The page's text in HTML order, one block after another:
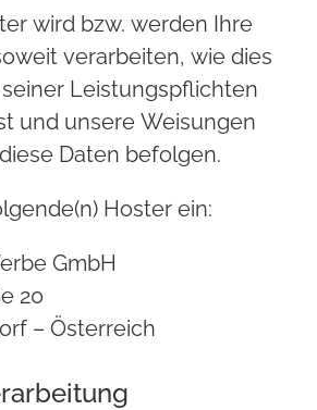
wird bzw. werden Ihre
verarbeiten, wie dies
Leistungspflichten
und unsere Weisungen
Daten befolgen.
Hoster ein:
GmbH
20
– Österreich